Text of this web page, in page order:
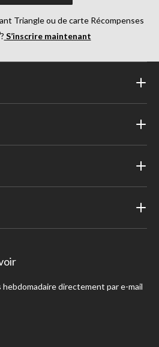
Triangle ou de carte Récompenses
? S’inscrire maintenant
directement par e-mail